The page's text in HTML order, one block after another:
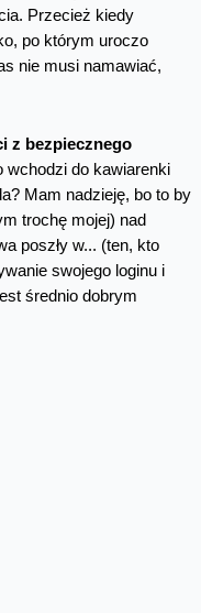
Przecież kiedy
po którym uroczo
nie musi namawiać,
z bezpiecznego
do kawiarenki
Mam nadzieję, bo to by
trochę mojej) nad
poszły w... (ten, kto
swojego loginu i
średnio dobrym